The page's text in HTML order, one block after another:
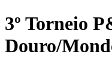
3º Torneio
Douro/